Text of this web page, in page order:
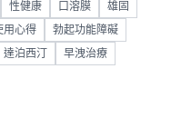
性健康 口溶膜 雄固
用心得 勃起功能障礙
達泊西汀 早洩治療